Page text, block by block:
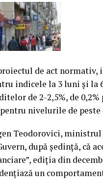
de act normativ,
indicele la 3 luni şi la
de 2-2,5%, de
nivelurile de peste
Teodorovici,
după şedinţă, că
ediţia din
un